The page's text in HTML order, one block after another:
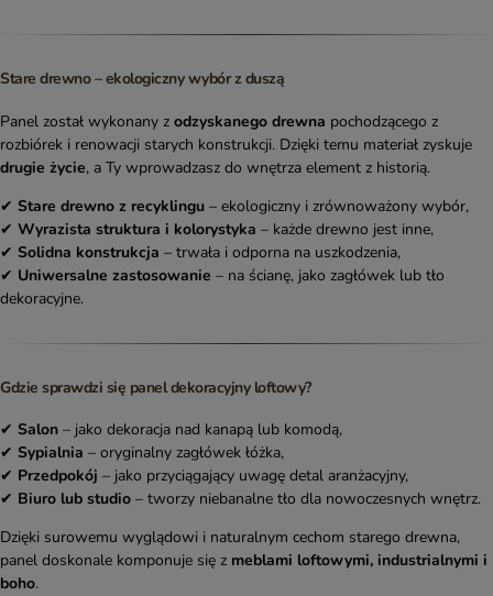
Stare drewno – ekologiczny wybór z duszą
Panel został wykonany z odzyskanego drewna pochodzącego z
rozbiórek i renowacji starych konstrukcji. Dzięki temu materiał zyskuje
drugie życie, a Ty wprowadzasz do wnętrza element z historią.
✔ Stare drewno z recyklingu – ekologiczny i zrównoważony wybór,
✔ Wyrazista struktura i kolorystyka – każde drewno jest inne,
✔ Solidna konstrukcja – trwała i odporna na uszkodzenia,
✔ Uniwersalne zastosowanie – na ścianę, jako zagłówek lub tło
dekoracyjne.
Gdzie sprawdzi się panel dekoracyjny loftowy?
✔ Salon – jako dekoracja nad kanapą lub komodą,
✔ Sypialnia – oryginalny zagłówek łóżka,
✔ Przedpokój – jako przyciągający uwagę detal aranżacyjny,
✔ Biuro lub studio – tworzy niebanalne tło dla nowoczesnych wnętrz.
Dzięki surowemu wyglądowi i naturalnym cechom starego drewna,
panel doskonale komponuje się z meblami loftowymi, industrialnymi i
boho.